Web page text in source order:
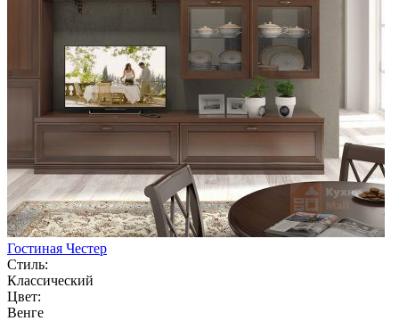
Гостиная Честер
Стиль:
Классический
Цвет:
Венге